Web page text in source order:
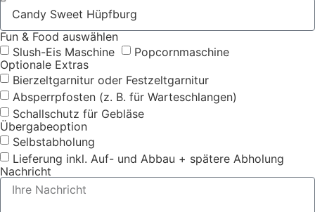
Fun & Food auswählen
Slush-Eis Maschine
Popcornmaschine
Optionale Extras
Bierzeltgarnitur oder Festzeltgarnitur
Absperrpfosten (z. B. für Warteschlangen)
Schallschutz für Gebläse
Übergabeoption
Selbstabholung
Lieferung inkl. Auf- und Abbau + spätere Abholung
Nachricht